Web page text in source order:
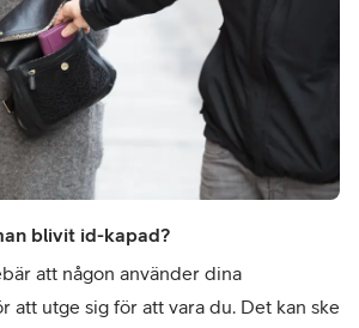
blivit id-kapad?
att någon använder dina
att utge sig för att vara du. Det kan ske